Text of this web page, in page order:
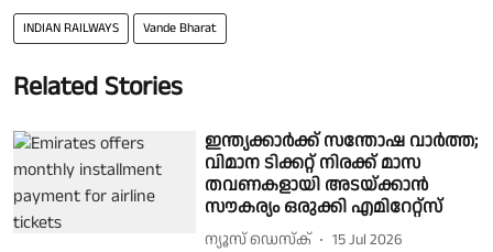
INDIAN RAILWAYS Vande Bharat
Related Stories
ഇന്ത്യക്കാർക്ക് സന്തോഷ വാർത്ത;
വിമാന ടിക്കറ്റ് നിരക്ക് മാസ
തവണകളായി അടയ്ക്കാൻ
സൗകര്യം ഒരുക്കി എമിറേറ്റ്സ്
ന്യൂസ് ഡെസ്ക് 15 Jul 2026